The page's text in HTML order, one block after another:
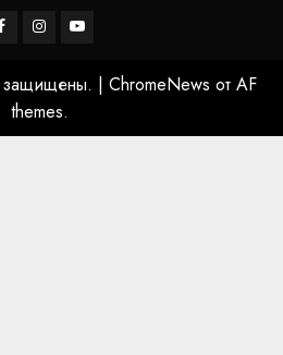
Instagram
Youtube
защищены. | ChromeNews от AF
themes.